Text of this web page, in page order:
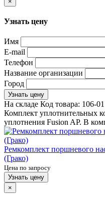
Узнать цену
Имя
E-mail
Телефон
Название организации
Город
Узнать цену
На складе Код товара: 106-01
Комплект уплотнительных
уплотнения Fusion AP. В
Ремкомплект поршневого
(Грако)
Цена по запросу
Узнать цену
×